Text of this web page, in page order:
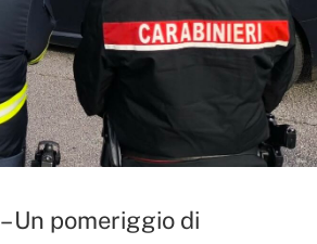
– Un pomeriggio di